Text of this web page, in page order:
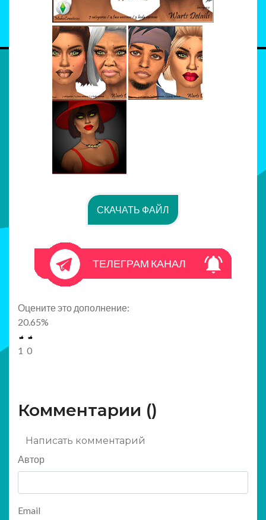
СКАЧАТЬ ФАЙЛ
ТЕЛЕГРАМ КАНАЛ
Оцените это дополнение:
20.65%
1 0
Комментарии ()
Написать комментарий
Автор
Email